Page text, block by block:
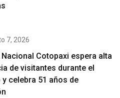
7, 2026
Nacional Cotopaxi espera alta
de visitantes durante el
celebra 51 años de